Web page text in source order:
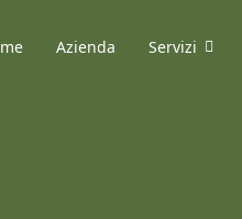
Azienda Servizi